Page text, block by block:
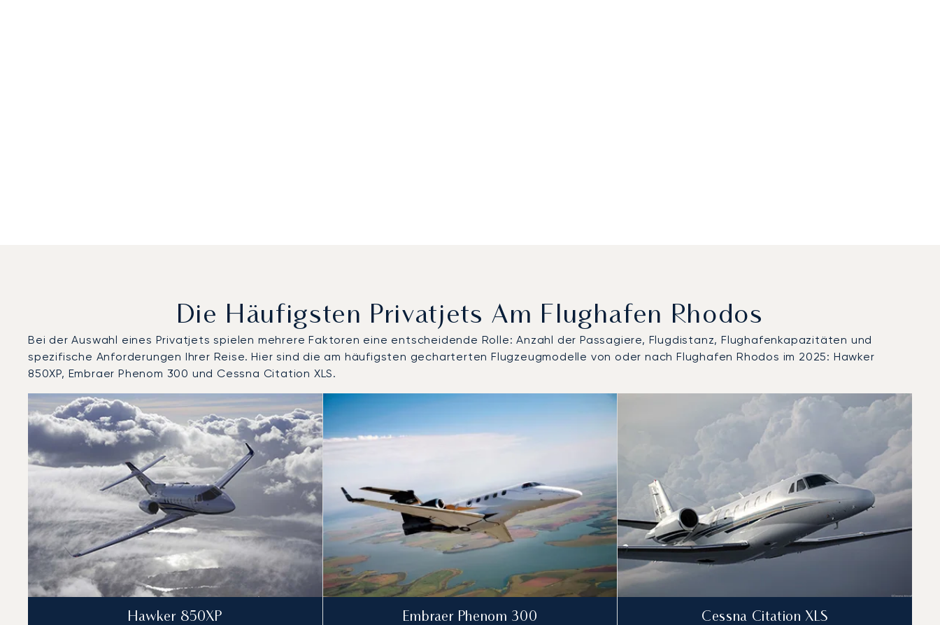
Die Häufigsten Privatjets Am Flughafen Rhodos
Bei der Auswahl eines Privatjets spielen mehrere Faktoren eine entscheidende Rolle: Anzahl der Passagiere, Flugdistanz, Flughafenkapazitäten und
spezifische Anforderungen Ihrer Reise. Hier sind die am häufigsten gecharterten Flugzeugmodelle von oder nach Flughafen Rhodos im 2025: Hawker
850XP, Embraer Phenom 300 und Cessna Citation XLS.
Flughafen Rhodos : Die 3 meistgeflogenen Flugzeugmodelle nach Anzahl der Flugbewegungen im Jahr 2025
Foto des Flugzeugs Flugzeugmodell
Sitze
Geschwindigkeit (km/h)Geschwindigkeit (Knoten)Reichweite (km)
Reichweite (NM)
Hawker 850XP Embraer Phenom 300 Cessna Citation XLS